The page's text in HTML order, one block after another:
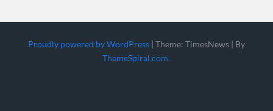
Proudly powered by WordPress | Theme: TimesNews | By
ThemeSpiral.com.